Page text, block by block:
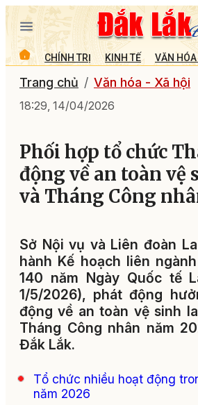
CHÍNH TRỊ KINH TẾ VĂN
Trang chủ Văn hóa - Xã hội
18:29, 14/04/2026
Phối hợp tổ chức
động về an toàn vệ
và Tháng Công
Sở Nội vụ và Liên đoàn
hành Kế hoạch liên
140 năm Ngày Quốc tế
1/5/2026), phát động
động về an toàn vệ sinh
Tháng Công nhân năm
Đắk Lắk.
Tổ chức nhiều hoạt động
năm 2026